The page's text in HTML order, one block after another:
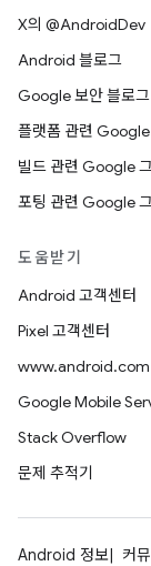
X의 @AndroidDev
Android 블로그
Google 보안 블로그
플랫폼 관련
빌드 관련 Google
포팅 관련 Google
도움받기
Android 고객센터
Pixel 고객센터
www.android.com
Google Mobile
Stack Overflow
문제 추적기
Android 정보 커